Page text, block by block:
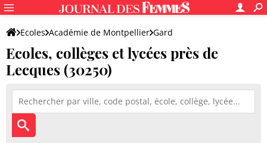
Ecoles Académie de Montpellier Gard
Ecoles, collèges et lycées près de
Lecques (30250)